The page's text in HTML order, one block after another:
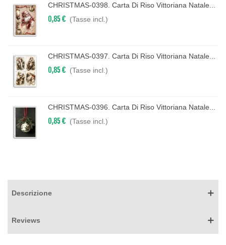
CHRISTMAS-0398. Carta Di Riso Vittoriana Natale...
0,85 € (Tasse incl.)
CHRISTMAS-0397. Carta Di Riso Vittoriana Natale...
0,85 € (Tasse incl.)
CHRISTMAS-0396. Carta Di Riso Vittoriana Natale...
0,85 € (Tasse incl.)
Descrizione
Reviews